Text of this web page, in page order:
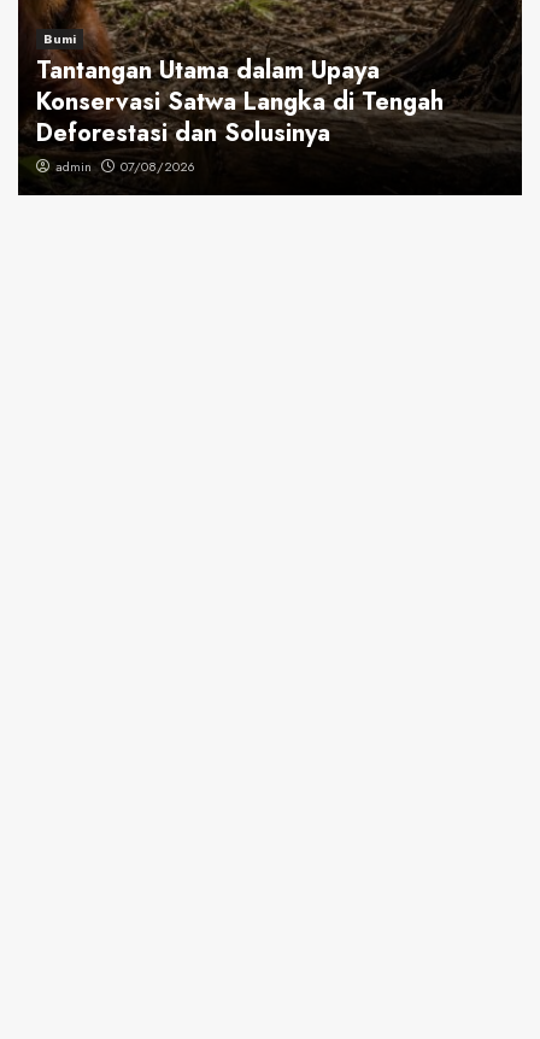
Bumi
Tantangan Utama dalam Upaya
Konservasi Satwa Langka di Tengah
Deforestasi dan Solusinya
admin 07/08/2026